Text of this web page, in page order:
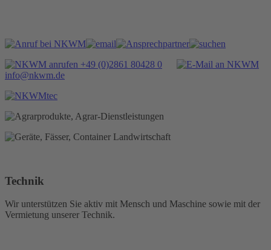
+49 (0)2861 80428 0
info@nkwm.de
Technik
Wir unterstützen Sie aktiv mit Mensch und Maschine sowie mit der
Vermietung unserer Technik.